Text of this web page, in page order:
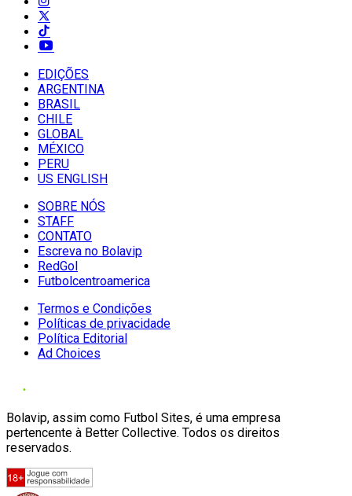
EDIÇÕES
ARGENTINA
BRASIL
CHILE
GLOBAL
MÉXICO
PERU
US ENGLISH
SOBRE NÓS
STAFF
CONTATO
Escreva no Bolavip
RedGol
Futbolcentroamerica
Termos e Condições
Políticas de privacidade
Política Editorial
Ad Choices
Bolavip, assim como Futbol Sites, é uma empresa
pertencente à Better Collective. Todos os direitos
reservados.